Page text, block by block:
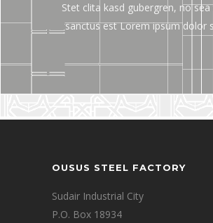
Stet clita kasd gubergren, no
sanctus est Lorem ipsum dolor
OUSUS STEEL FACTORY
Sudair Industrial City
P.O. Box 18934